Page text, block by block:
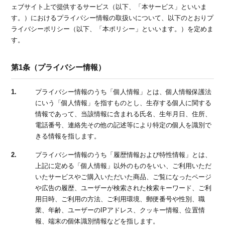
ェブサイト上で提供するサービス （以下、「本サービス」といいま
す。）におけるプライバシー情報の取扱いについて、以下のとおり プ
ライバシーポリシー（以下、「本ポリシー」といいます。）を定めま
す。
第1条（プライバシー情報）
1.
プライバシー情報のうち「個人情報」とは、個人情報保護法
にいう「個人情報」を指すものとし、生存する個人に関する
情報であって、当該情報に含まれる氏名、生年月日、住所、
電話番号、連絡先その他の記述等により特定の個人を識別で
きる情報を指します。
2.
プライバシー情報のうち「履歴情報および特性情報」とは、
上記に定める「個人情報」以外のものをいい、ご利用いただ
いたサービスやご購入いただいた商品、ご覧になったページ
や広告の履歴、ユーザーが検索された検索キーワード、ご利
用日時、ご利用の方法、ご利用環境、郵便番号や性別、職
業、年齢、ユーザーのIPアドレス、クッキー情報、位置情
報、端末の個体識別情報などを指します。